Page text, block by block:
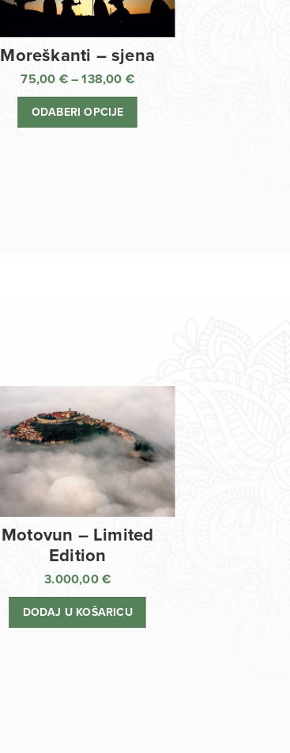
Moreškanti – sjena
75,00 € – 138,00 €Raspon
cijena:
ODABERI OPCIJE
Motovun – Limited
Edition
3.000,00 €
DODAJ U KOŠARICU